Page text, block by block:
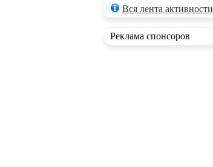
Вся лента активности
Реклама спонсоров